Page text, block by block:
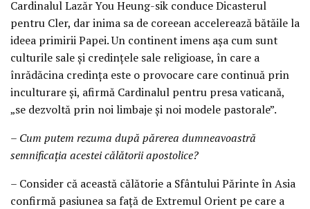
Cardinalul Lazăr You Heung-sik conduce Dicasterul
pentru Cler, dar inima sa de coreean accelerează bătăile la
ideea primirii Papei. Un continent imens așa cum sunt
culturile sale și credințele sale religioase, în care a
înrădăcina credința este o provocare care continuă prin
inculturare și, afirmă Cardinalul pentru presa vaticană,
„se dezvoltă prin noi limbaje și noi modele pastorale”.
– Cum putem rezuma după părerea dumneavoastră
semnificația acestei călătorii apostolice?
– Consider că această călătorie a Sfântului Părinte în Asia
confirmă pasiunea sa față de Extremul Orient pe care a